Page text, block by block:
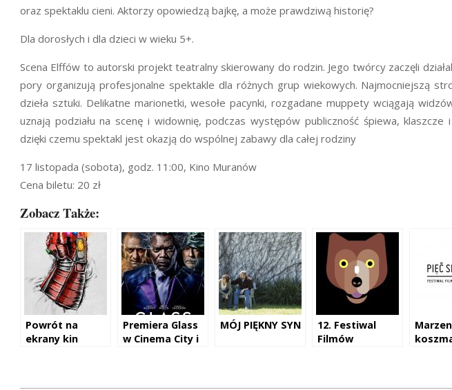
oraz spektaklu cieni. Aktorzy opowiedzą bajkę, a może prawdziwą historię?
Dla dorosłych i dla dzieci w wieku 5+.
Scena Elffów to autorski projekt teatralny skierowany do rodzin. Jego twórcy zaczęli
pory organizują profesjonalne spektakle dla różnych grup wiekowych. Najmocniejszą
dzieła sztuki. Delikatne marionetki, wesołe pacynki, rozgadane muppety wciągają
uznają podziału na scenę i widownię, podczas występów publiczność śpiewa,
dzięki czemu spektakl jest okazją do wspólnej zabawy dla całej rodziny
17 listopada (sobota), godz. 11:00, Kino Muranów
Cena biletu: 20 zł
Zobacz Także:
Powrót na
ekrany kin
Premiera Glass
w Cinema City i
MÓJ PIĘKNY SYN
12. Festiwal
Filmów